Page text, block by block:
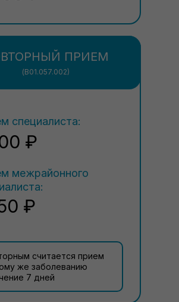
(В01.057.002)
считается прием
же заболеванию
7 дней
₽
специалиста:
ПРИЕМ
межрайонного
₽